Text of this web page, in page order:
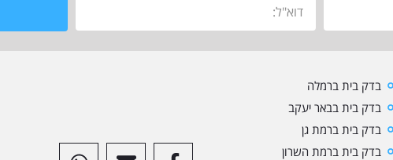
בדק בית ברמלה
בדק בית בבאר יעקב
בדק בית ברמת גן
בדק בית ברמת השרון